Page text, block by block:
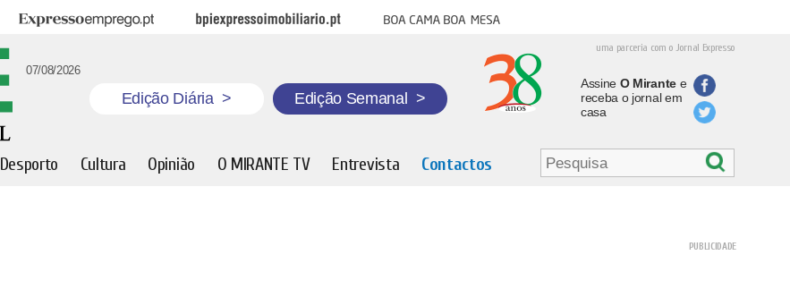
Expresso Emprego BPI Expresso Imobiliário Boa cama boa mesa
uma parceria com o Jornal Expresso
07/08/2026
Edição Diária > Edição Semanal >
Assine O Mirantee
receba o jornal em
casa
Desporto Cultura Opinião O MIRANTE TV Entrevista Contactos